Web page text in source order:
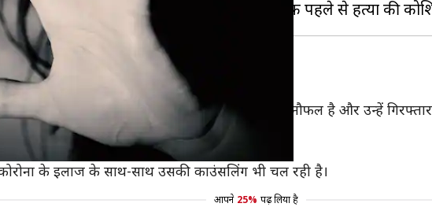
था आरोपी
ने घटना की जानकारी देते हुए कहा कि आरोपी का नाम नौफल है और उन्हें
विभाग की '108 एंबुलेंस सेवा' से जुड़े हुआ था।
भी मामला चल रहा है।
के इलाज के साथ-साथ उसकी काउंसलिंग भी चल रही है।
आपने 25% पढ़ लिया है